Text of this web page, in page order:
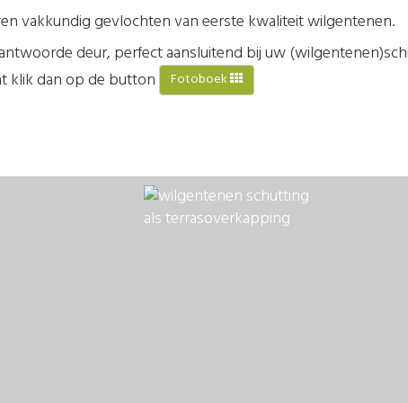
vakkundig gevlochten van eerste kwaliteit wilgentenen.
deur, perfect aansluitend bij uw
klik dan op de button
Fotoboek